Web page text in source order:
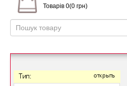
Товарів 0(0 грн)
Тип: открыть